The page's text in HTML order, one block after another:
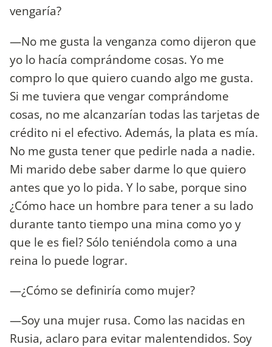
vengaría?
—No me gusta la venganza como dijeron que
yo lo hacía comprándome cosas. Yo me
compro lo que quiero cuando algo me gusta.
Si me tuviera que vengar comprándome
cosas, no me alcanzarían todas las tarjetas de
crédito ni el efectivo. Además, la plata es mía.
No me gusta tener que pedirle nada a nadie.
Mi marido debe saber darme lo que quiero
antes que yo lo pida. Y lo sabe, porque sino
¿Cómo hace un hombre para tener a su lado
durante tanto tiempo una mina como yo y
que le es fiel? Sólo teniéndola como a una
reina lo puede lograr.
—¿Cómo se definiría como mujer?
—Soy una mujer rusa. Como las nacidas en
Rusia, aclaro para evitar malentendidos. Soy